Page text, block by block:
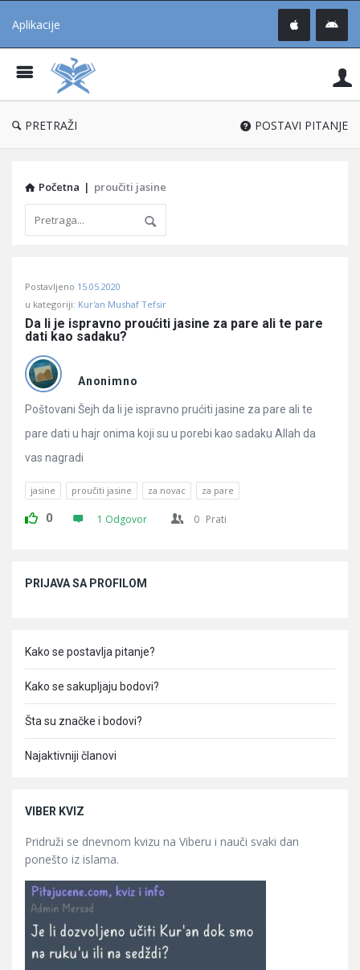
Aplikacije
®
PRETRAŽI POSTAVI PITANJE
Početna | proučiti jasine
Učene
Latest
Pitanja
Postavljeno 15.05.2020
u kategoriji: Kur'an Mushaf Tefsir
Da li je ispravno proućiti jasine za pare ali te pare
dati kao sadaku?
Anonimno
Poštovani Šejh da li je ispravno prućiti jasine za pare ali te
pare dati u hajr onima koji su u porebi kao sadaku Allah da
vas nagradi
jasine proučiti jasine za novac za pare
0 1 Odgovor 0 Prati
PRIJAVA SA PROFILOM
Kako se postavlja pitanje?
Kako se sakupljaju bodovi?
Šta su značke i bodovi?
Najaktivniji članovi
VIBER KVIZ
Pridruži se dnevnom kvizu na Viberu i nauči svaki dan
ponešto iz islama.